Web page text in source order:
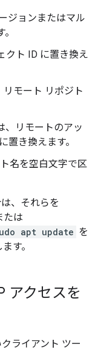
ジョンまたはマル
クト ID に置き換え
リモート リポジト
、リモートのアッ
置き換えます。
名を空白文字で区
、それらを
たは
apt update を
す。
アクセスを
ライアント ツー